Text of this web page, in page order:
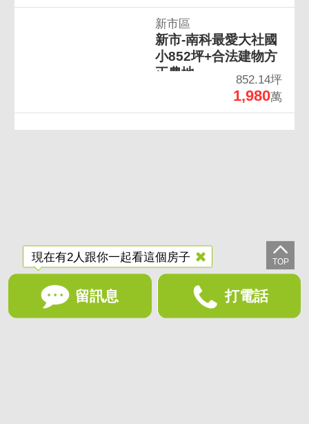
新市區
新市-南科最愛大社國
小852坪+合法建物方
正農地
852.14坪
1,980萬
現在有2人跟你一起看這個房子
留訊息 打電話